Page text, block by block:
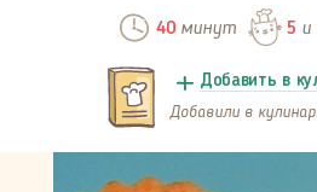
40минут 5 и
Добавить в
Добавили в